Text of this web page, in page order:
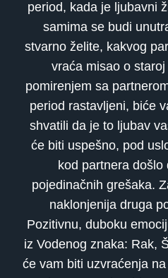
period, kada je ljubavni
samima se budi
stvarno želite, kakvog
vraća misao o
pomirenjem sa
period rastavljeni, biće
shvatili da je to ljubav
će biti uspešno, pod
kod partnera
pojedinačnih grešaka.
naklonjenija druga
Pozitivnu, duboku
iz Vodenog znaka: Rak,
će vam biti uzvraćenja